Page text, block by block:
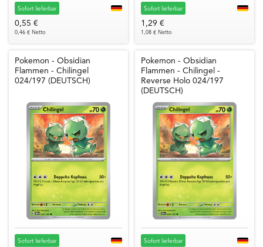
Sofort lieferbar
0,55 €
0,46 € Netto
Sofort lieferbar
1,29 €
1,08 € Netto
Pokemon - Obsidian
Flammen - Chilingel
024/197 (DEUTSCH)
Sofort lieferbar
Pokemon - Obsidian
Flammen - Chilingel -
Reverse Holo 024/197
(DEUTSCH)
Sofort lieferbar